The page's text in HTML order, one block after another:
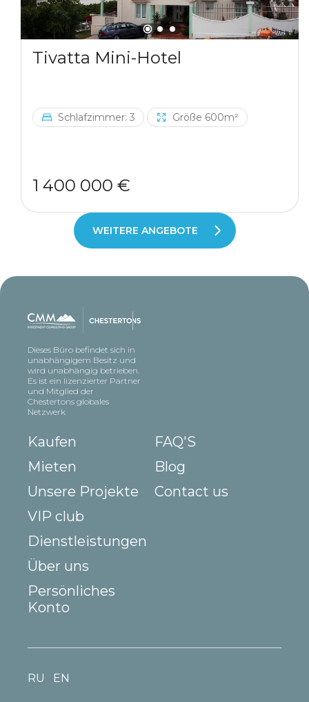
Tivatta Mini-Hotel
Schlafzimmer: 3 Größe 600m²
1 400 000 €
WEITERE ANGEBOTE
Dieses Büro befindet sich in
unabhängigem Besitz und
wird unabhängig betrieben.
Es ist ein lizenzierter Partner
und Mitglied der
Chestertons globales
Netzwerk
Kaufen
Mieten
Unsere Projekte
VIP club
Dienstleistungen
Über uns
FAQ'S
Blog
Contact us
Persönliches
Konto
RU EN